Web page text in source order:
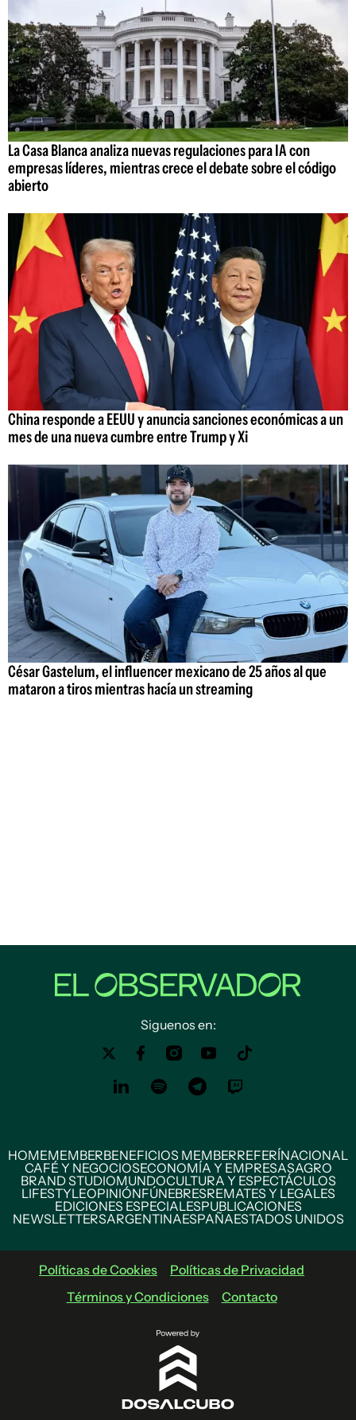
La Casa Blanca analiza nuevas regulaciones para IA con
empresas líderes, mientras crece el debate sobre el código
abierto
China responde a EEUU y anuncia sanciones económicas a un
mes de una nueva cumbre entre Trump y Xi
César Gastelum, el influencer mexicano de 25 años al que
mataron a tiros mientras hacía un streaming
Siguenos en:
HOMEMEMBERBENEFICIOS MEMBERREFERÍNACIONAL
CAFÉ Y NEGOCIOSECONOMÍA Y EMPRESASAGRO
BRAND STUDIOMUNDOCULTURA Y ESPECTÁCULOS
LIFESTYLEOPINIÓNFÚNEBRESREMATES Y LEGALES
EDICIONES ESPECIALESPUBLICACIONES
NEWSLETTERSARGENTINAESPAÑAESTADOS UNIDOS
Políticas de Cookies
Políticas de Privacidad
Términos y Condiciones
Contacto